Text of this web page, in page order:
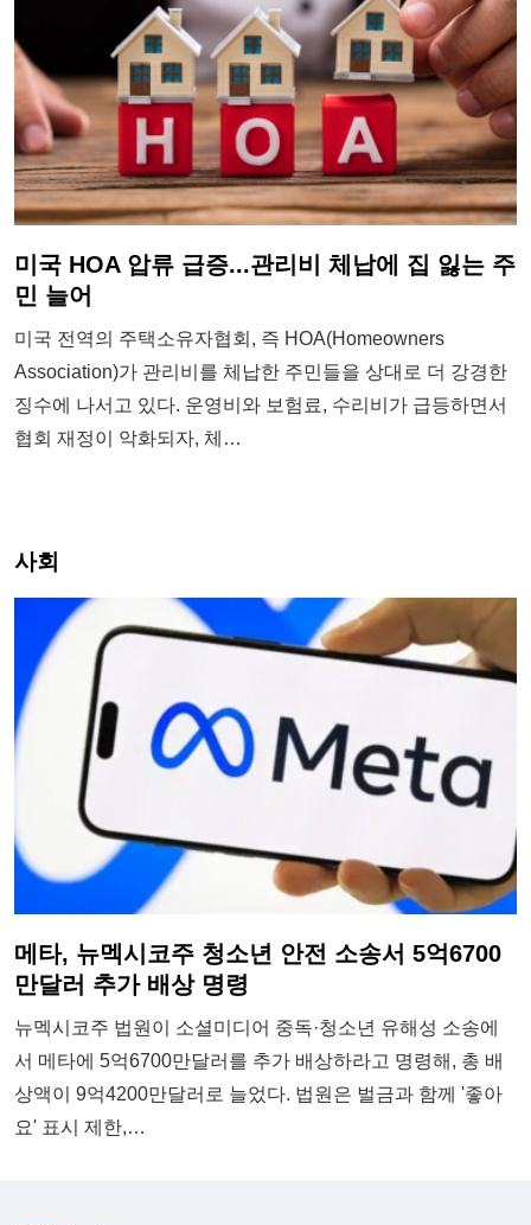
미국 HOA 압류 급증...관리비 체납에 집 잃는 주
민 늘어
미국 전역의 주택소유자협회, 즉 HOA(Homeowners
Association)가 관리비를 체납한 주민들을 상대로 더 강경한
징수에 나서고 있다. 운영비와 보험료, 수리비가 급등하면서
협회 재정이 악화되자, 체…
사회
메타, 뉴멕시코주 청소년 안전 소송서 5억6700
만달러 추가 배상 명령
뉴멕시코주 법원이 소셜미디어 중독·청소년 유해성 소송에
서 메타에 5억6700만달러를 추가 배상하라고 명령해, 총 배
상액이 9억4200만달러로 늘었다. 법원은 벌금과 함께 '좋아
요' 표시 제한,…